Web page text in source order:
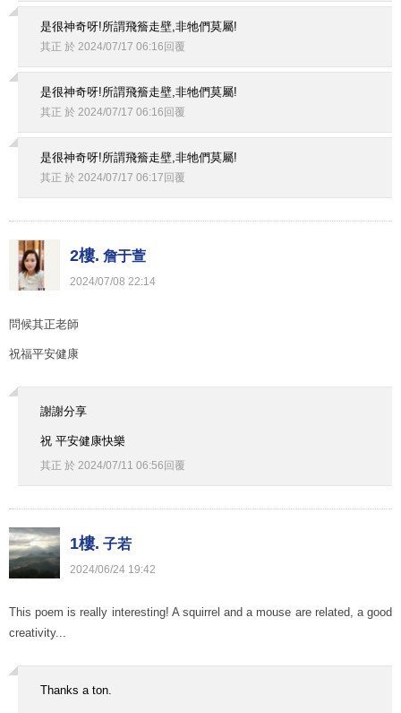
是很神奇呀!所謂飛簷走壁,非牠們莫屬!
其正 於 2024/07/17 06:16 回覆
是很神奇呀!所謂飛簷走壁,非牠們莫屬!
其正 於 2024/07/17 06:16 回覆
是很神奇呀!所謂飛簷走壁,非牠們莫屬!
其正 於 2024/07/17 06:17 回覆
2樓. 詹于萱
2024/07/08 22:14
問候其正老師
祝福平安健康
謝謝分享
祝 平安健康快樂
其正 於 2024/07/11 06:56 回覆
1樓. 子若
2024/06/24 19:42
This poem is really interesting! A squirrel and a mouse are related, a good
creativity...
Thanks a ton.